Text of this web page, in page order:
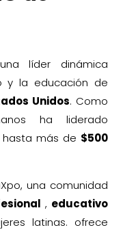
líder dinámica
y la educación de
Unidos. Como
ha liderado
hasta más de $500
una comunidad
, educativo
latinas. ofrece